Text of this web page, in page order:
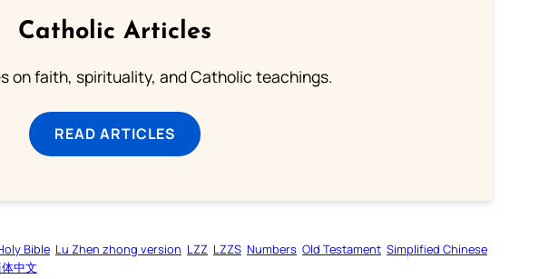
Catholic Articles
on faith, spirituality, and Catholic teachings.
READ ARTICLES
Bible Lu Zhen zhong version LZZ LZZS Numbers Old Testament Simplified Chinese
中文